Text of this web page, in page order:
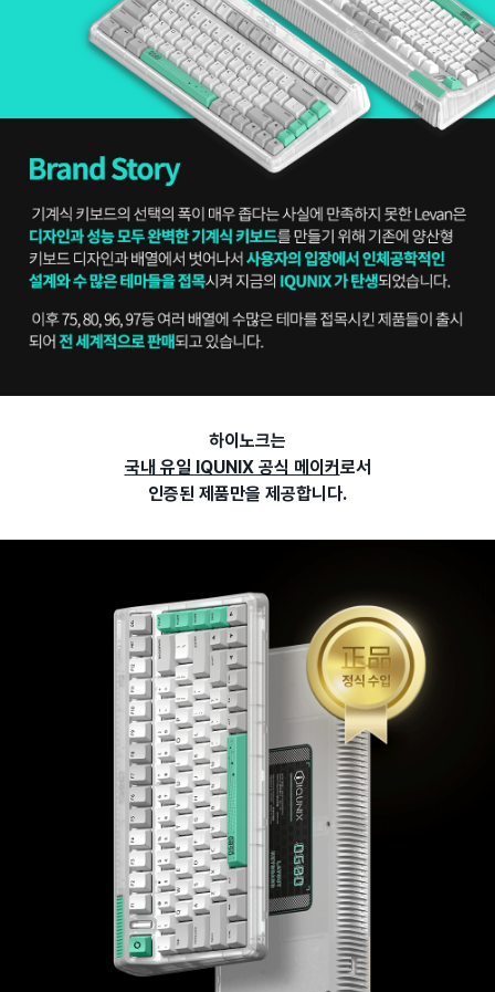
하이노크는
국내 유일 IQUNIX 공식 메이커 로서
인증된 제품만을 제공합니다.